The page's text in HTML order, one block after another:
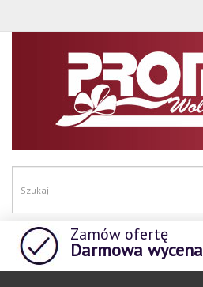
Zamów ofertę
Darmowa wycena